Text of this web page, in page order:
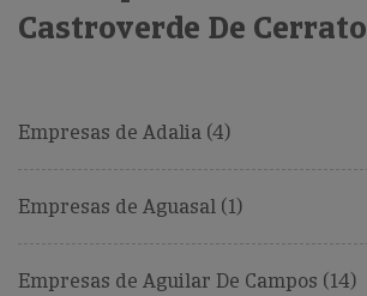
Castroverde De Cerrato
Empresas de Adalia (4)
Empresas de Aguasal (1)
Empresas de Aguilar De Campos (14)